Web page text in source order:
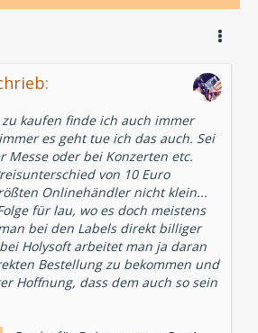
kaufen finde ich auch immer
es geht tue ich das auch. Sei
Messe oder bei Konzerten etc.
von 10 Euro
Onlinehändler nicht klein...
für lau, wo es doch meistens
bei den Labels direkt billiger
Holysoft arbeitet man ja daran
Bestellung zu bekommen und
Hoffnung, dass dem auch so sein